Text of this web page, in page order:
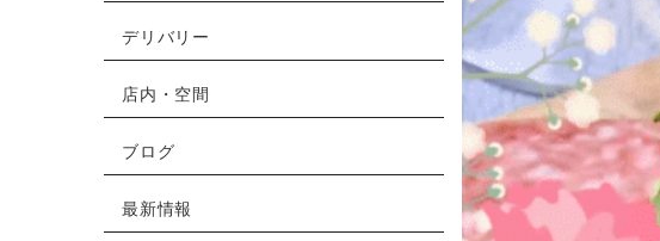
デリバリー
店内・空間
ブログ
最新情報